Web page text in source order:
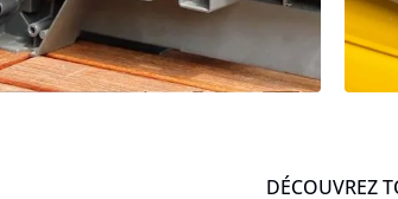
DÉCOUVREZ